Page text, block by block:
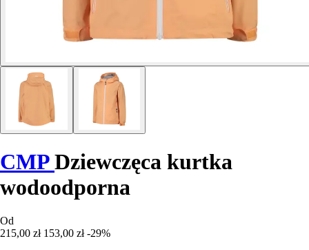
CMPDziewczęca kurtka
wodoodporna
Od
215,00 zł 153,00 zł -29%